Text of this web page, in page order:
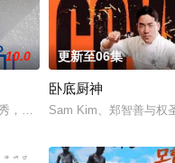
结婚”的一个目标而奔跑。
10.0
，展现多样爱情的可能性。 他
更新至06集
卧底厨神
Sam Kim、郑智善与权